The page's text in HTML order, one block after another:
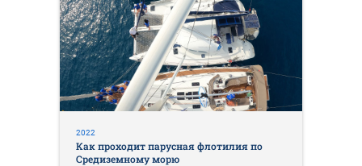
2022
Как проходит парусная флотилия по
Средиземному морю